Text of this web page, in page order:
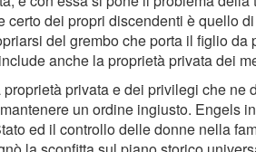
certo dei propri discendenti è quello
del grembo che porta il figlio
anche la proprietà privata dei
privata e dei privilegi che
un ordine ingiusto. Engels
ed il controllo delle donne nella